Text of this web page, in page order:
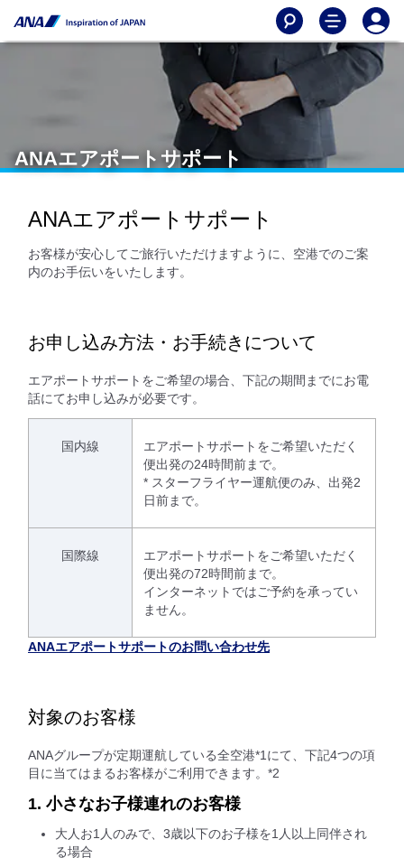
ANAエアポートサポート
ANAエアポートサポート
お客様が安心してご旅行いただけますように、空港でのご案
内のお手伝いをいたします。
お申し込み方法・お手続きについて
エアポートサポートをご希望の場合、下記の期間までにお電
話にてお申し込みが必要です。
国内線
エアポートサポートをご希望いただく
便出発の24時間前まで。
* スターフライヤー運航便のみ、出発2
日前まで。
国際線
エアポートサポートをご希望いただく
便出発の72時間前まで。
インターネットではご予約を承ってい
ません。
ANAエアポートサポートのお問い合わせ先
対象のお客様
ANAグループが定期運航している全空港*1にて、下記4つの項
目に当てはまるお客様がご利用できます。*2
1. 小さなお子様連れのお客様
大人お1人のみで、3歳以下のお子様を1人以上同伴され
る場合